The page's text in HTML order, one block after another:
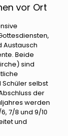
vor Ort
Austausch
Beide
sind
selbst
der
werden
7/8 und 9/10
und